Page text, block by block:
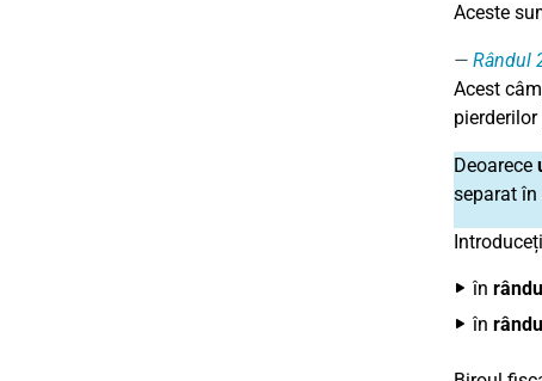
Aceste
Rândul
Acest
Deoarece
separat
în
în